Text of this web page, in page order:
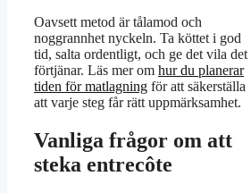
Oavsett metod är tålamod och
noggrannhet nyckeln. Ta köttet i god
tid, salta ordentligt, och ge det vila det
förtjänar. Läs mer om hur du planerar
tiden för matlagning för att säkerställa
att varje steg får rätt uppmärksamhet.
Vanliga frågor om att
steka entrecôte